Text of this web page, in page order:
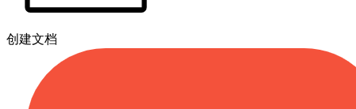
创建文档